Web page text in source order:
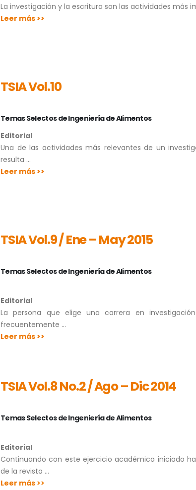
La investigación y la escritura son las actividades más
Leer más >>
TSIA Vol.10
Temas Selectos de Ingeniería de Alimentos
Editorial
Una de las actividades más relevantes de un
resulta …
Leer más >>
TSIA Vol.9 / Ene – May 2015
Temas Selectos de Ingeniería de Alimentos
Editorial
La persona que elige una carrera en
frecuentemente …
Leer más >>
TSIA Vol.8 No.2 / Ago – Dic 2014
Temas Selectos de Ingeniería de Alimentos
Editorial
Continuando con este ejercicio académico iniciado
de la revista …
Leer más >>